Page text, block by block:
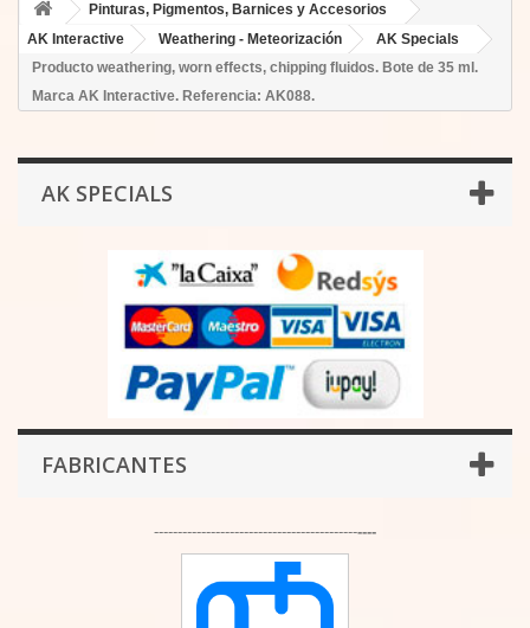
Pinturas, Pigmentos, Barnices y Accesorios
AK Interactive
Weathering - Meteorización
AK Specials
Producto weathering, worn effects, chipping fluidos. Bote de 35 ml.
Marca AK Interactive. Referencia: AK088.
AK SPECIALS
FABRICANTES
-----------------------------------------------